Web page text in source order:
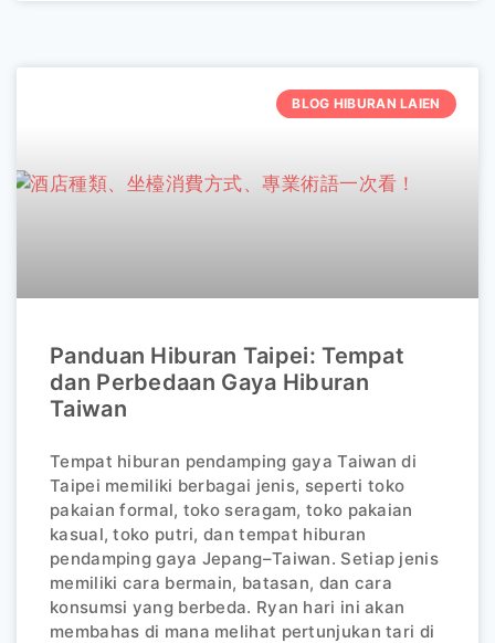
BLOG HIBURAN LAIEN
Panduan Hiburan Taipei: Tempat
dan Perbedaan Gaya Hiburan
Taiwan
Tempat hiburan pendamping gaya Taiwan di
Taipei memiliki berbagai jenis, seperti toko
pakaian formal, toko seragam, toko pakaian
kasual, toko putri, dan tempat hiburan
pendamping gaya Jepang–Taiwan. Setiap jenis
memiliki cara bermain, batasan, dan cara
konsumsi yang berbeda. Ryan hari ini akan
membahas di mana melihat pertunjukan tari di